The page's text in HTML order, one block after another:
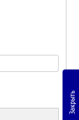
Закрыть